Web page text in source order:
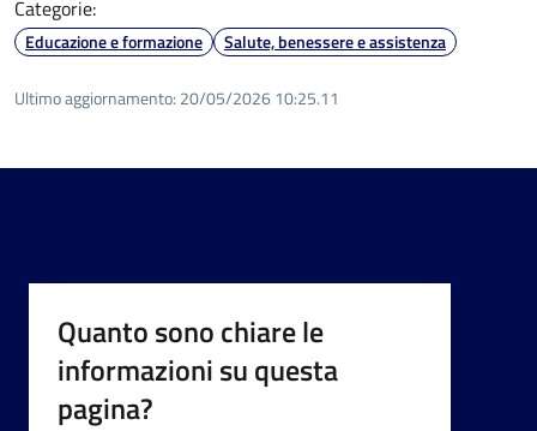
Categorie:
Educazione e formazione Salute, benessere e assistenza
Ultimo aggiornamento: 20/05/2026 10:25.11
Quanto sono chiare le
informazioni su questa
pagina?